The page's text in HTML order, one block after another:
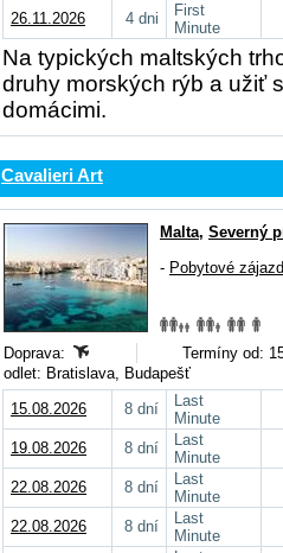
26.11.2026
4 dni
First
Minute
Na typických maltských
druhy morských rýb a užiť
domácimi.
Cavalieri Art
Malta, Severný
- Pobytové
Doprava:
Termíny od:
odlet: Bratislava, Budapešť
15.08.2026
8 dní
Last
Minute
19.08.2026
8 dní
Last
Minute
22.08.2026
8 dní
Last
Minute
22.08.2026
8 dní
Last
Minute